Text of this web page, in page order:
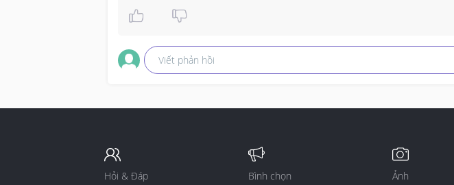
Viết phản hồi
Hỏi & Đáp Bình chọn Ảnh